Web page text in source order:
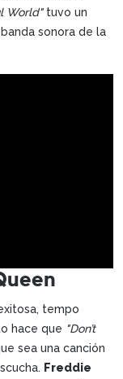
World" tuvo un
sonora de la
tempo
hace que "Don’t
sea una canción
Freddie